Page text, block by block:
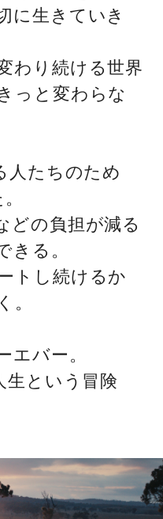
に生きていき
わり続ける世界
っと変わらな
人たちのため
どの負担が減る
きる。
トし続けるか
。
エバー。
生という冒険